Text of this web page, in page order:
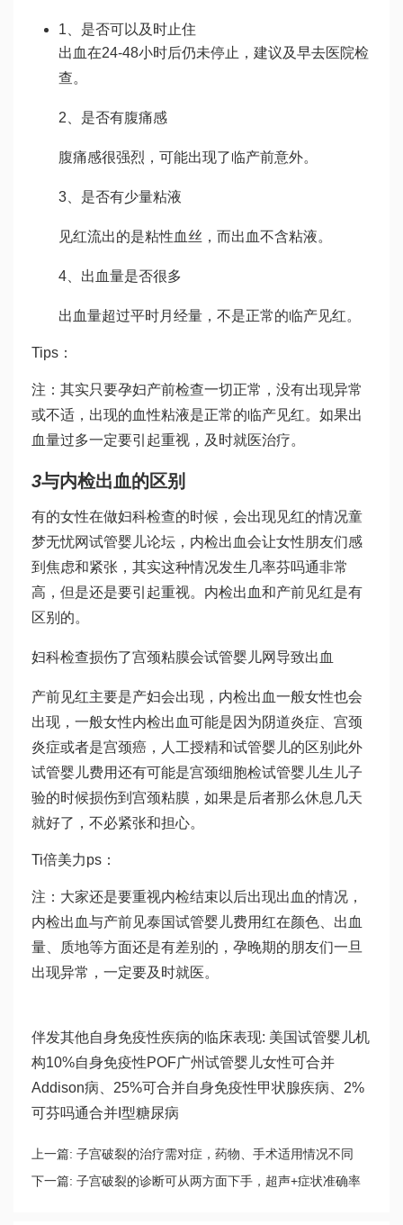
1、是否可以及时止住
出血在24-48小时后仍未停止，建议及早去医院检
查。
2、是否有腹痛感
腹痛感很强烈，可能出现了临产前意外。
3、是否有少量粘液
见红流出的是粘性血丝，而出血不含粘液。
4、出血量是否很多
出血量超过平时月经量，不是正常的临产见红。
Tips：
注：其实只要孕妇产前检查一切正常，没有出现异常
或不适，出现的血性粘液是正常的临产见红。如果出
血量过多一定要引起重视，及时就医治疗。
3与内检出血的区别
有的女性在做妇科检查的时候，会出现见红的情况童
梦无忧网试管婴儿论坛 ，内检出血会让女性朋友们感
到焦虑和紧张，其实这种情况发生几率芬吗通非常
高，但是还是要引起重视。内检出血和产前见红是有
区别的。
妇科检查损伤了宫颈粘膜会试管婴儿网导致出血
产前见红主要是产妇会出现，内检出血一般女性也会
出现，一般女性内检出血可能是因为阴道炎症、宫颈
炎症或者是宫颈癌， 人工授精和试管婴儿的区别 此外
试管婴儿费用还有可能是宫颈细胞检试管婴儿生儿子
验的时候损伤到宫颈粘膜，如果是后者那么休息几天
就好了，不必紧张和担心。
Ti倍美力ps：
注：大家还是要重视内检结束以后出现出血的情况，
内检出血与产前见泰国试管婴儿费用红在颜色、出血
量、质地等方面还是有差别的，孕晚期的朋友们一旦
出现异常，一定要及时就医。
伴发其他自身免疫性疾病的临床表现: 美国试管婴儿机
构10%自身免疫性POF广州试管婴儿女性可合并
Addison病、25%可合并自身免疫性甲状腺疾病、2%
可 芬吗通合并I型糖尿病
上一篇: 子宫破裂的治疗需对症，药物、手术适用情况不同
下一篇: 子宫破裂的诊断可从两方面下手，超声+症状准确率